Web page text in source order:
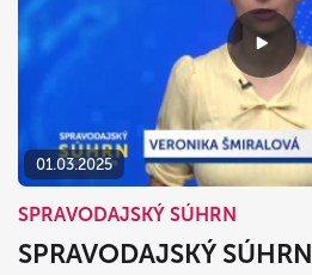
01.03.2025
SPRAVODAJSKÝ SÚHRN
SPRAVODAJSKÝ SÚHRN